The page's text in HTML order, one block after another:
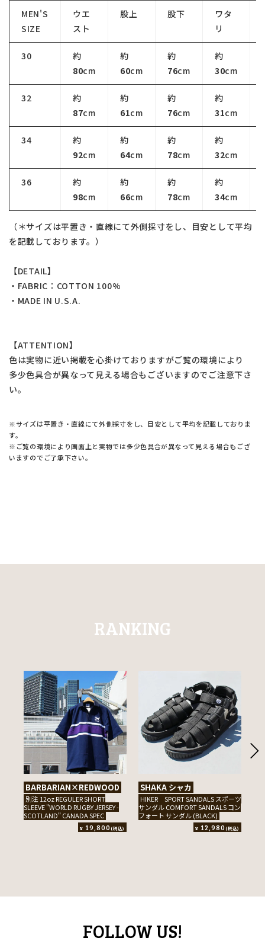
MEN'S
SIZE
ウエ
スト
股上 股下
ワタ
リ
30
約
80cm
約
60cm
約
76cm
約
30cm
32
約
87cm
約
61cm
約
76cm
約
31cm
34
約
92cm
約
64cm
約
78cm
約
32cm
36
約
98cm
約
66cm
約
78cm
約
34cm
（＊サイズは平置き・直線にて外側採寸をし、目安として平均
を記載しております。）
【DETAIL】
・FABRIC：COTTON 100%
・MADE IN U.S.A.
【ATTENTION】
色は実物に近い掲載を心掛けておりますがご覧の環境により
多少色具合が異なって見える場合もございますのでご注意下さ
い。
※サイズは平置き・直線にて外側採寸をし、目安として平均を記載しておりま
す。
※ご覧の環境により画面上と実物では多少色具合が異なって見える場合もござ
いますのでご了承下さい。
RANKING
BARBARIAN×REDWOOD
別注 12oz REGULER SHORT
SLEEVE "WORLD RUGBY JERSEY -
SCOTLAND" CANADA SPEC
¥ 19,800(税込)
SHAKA シャカ
HIKER SPORT SANDALS スポーツ
サンダル COMFORT SANDALS コン
フォート サンダル (BLACK)
¥ 12,980(税込)
FOLLOW US!